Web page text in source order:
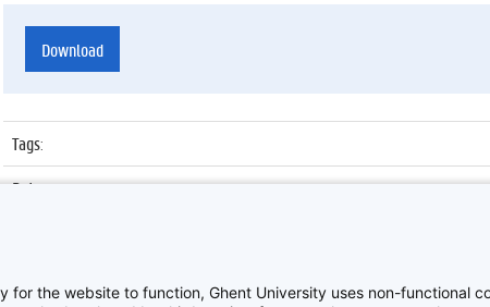
Download
Tags:
Datum:
for the website to function, Ghent University uses non-functional